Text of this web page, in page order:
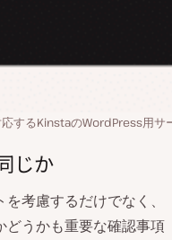
するKinstaのWordPress用サ
じか
考慮するだけでなく、
どうかも重要な確認事項